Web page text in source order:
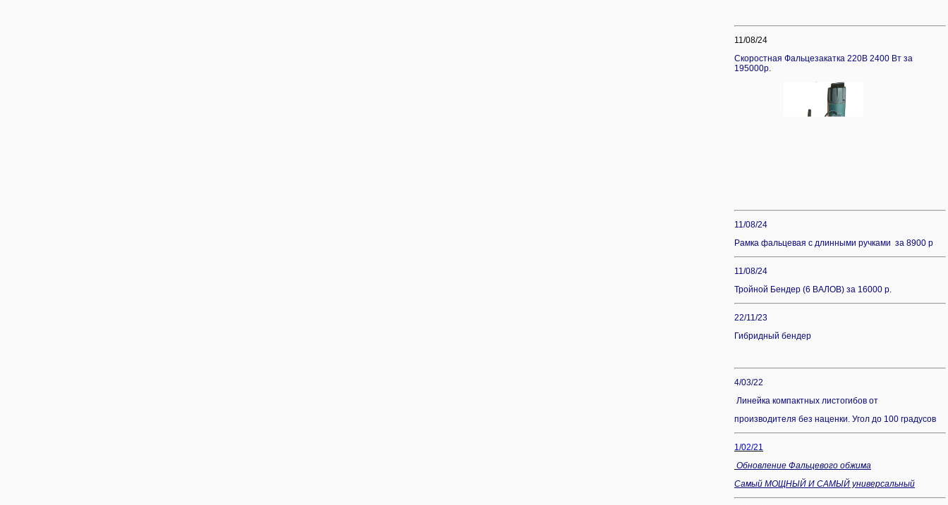
11/08/24
Скоростная Фальцезакатка 220В 2400 Вт за
195000р.
11/08/24
Рамка фальцевая с длинными ручками за 8900 р
11/08/24
Тройной Бендер (6 ВАЛОВ) за 16000 р.
22/11/23
Гибридный бендер
4/03/22
Линейка компактных листогибов от
производителя без наценки. Угол до 100 градусов
1/02/21
Обновление Фальцевого обжима
Самый МОЩНЫЙ И САМЫЙ универсальный